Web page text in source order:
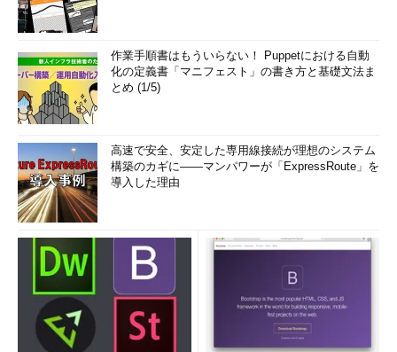
作業手順書はもういらない！ Puppetにおける自動
化の定義書「マニフェスト」の書き方と基礎文法ま
とめ (1/5)
高速で安全、安定した専用線接続が理想のシステム
構築のカギに――マンパワーが「ExpressRoute」を
導入した理由